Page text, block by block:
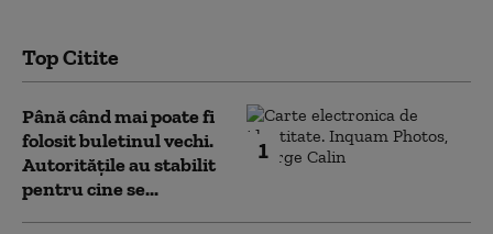
Top Citite
1
Până când mai poate fi
folosit buletinul vechi.
Autoritățile au stabilit
pentru cine se...